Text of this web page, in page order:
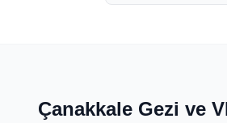
Çanakkale Gezi ve